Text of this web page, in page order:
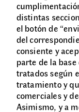
distintas
el botón de
del
consiente y
parte de la
tratados según
tratamiento y
comerciales y
Asimismo, y a